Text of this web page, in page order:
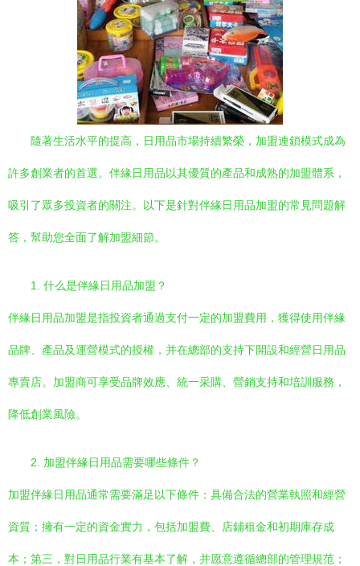
隨著生活水平的提高，日用品市場持續繁榮，加盟連鎖模式成為
許多創業者的首選。伴緣日用品以其優質的產品和成熟的加盟體系，
吸引了眾多投資者的關注。以下是針對伴緣日用品加盟的常見問題解
答，幫助您全面了解加盟細節。
1. 什么是伴緣日用品加盟？
伴緣日用品加盟是指投資者通過支付一定的加盟費用，獲得使用伴緣
品牌、產品及運營模式的授權，并在總部的支持下開設和經營日用品
專賣店。加盟商可享受品牌效應、統一采購、營銷支持和培訓服務，
降低創業風險。
2. 加盟伴緣日用品需要哪些條件？
加盟伴緣日用品通常需要滿足以下條件：具備合法的營業執照和經營
資質；擁有一定的資金實力，包括加盟費、店鋪租金和初期庫存成
本；第三，對日用品行業有基本了解，并愿意遵循總部的管理規范；